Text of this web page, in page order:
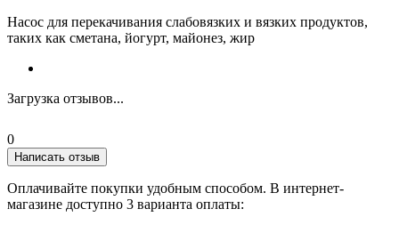
Насос для перекачивания слабовязких и вязких продуктов,
таких как сметана, йогурт, майонез, жир
Загрузка отзывов...
0
Написать отзыв
Оплачивайте покупки удобным способом. В интернет-
магазине доступно 3 варианта оплаты: